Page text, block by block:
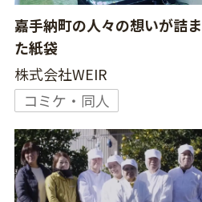
嘉手納町の人々の想いが詰
た紙袋
株式会社WEIR
コミケ・同人